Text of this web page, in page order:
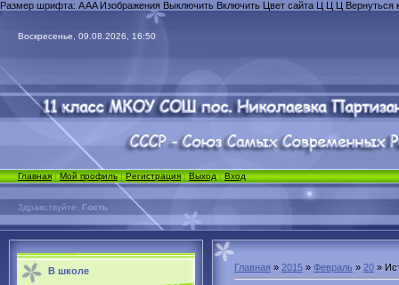
Размер шрифта: AAAИзображения Выключить Включить Цвет сайта Ц Ц Ц Вернуться
Воскресенье, 09.08.2026, 16:50
Главная|Мой профиль|Регистрация |Выход|Вход
Здравствуйте, Гость
В школе Главная » 2015 » Февраль » 20 »